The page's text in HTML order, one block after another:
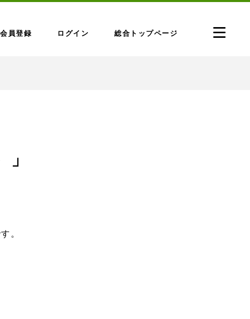
員登録 ログイン 総合トップページ
」
。